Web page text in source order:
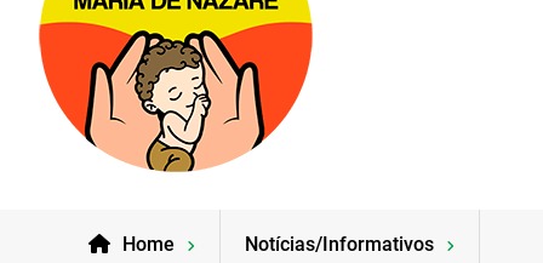
CEI Maria de Nazaré
Home Notícias/Informativos